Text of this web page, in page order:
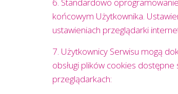
końcowym Użytkownika.
ustawieniach przeglądarki
7. Użytkownicy Serwisu mogą
obsługi plików cookies
przeglądarkach: